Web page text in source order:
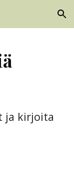
Skip to navigation
ja kirjoita